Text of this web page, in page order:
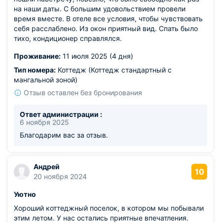
на наши даты. С большим удовольствием провели
время вместе. В отеле все условия, чтобы чувствовать
себя расслаблено. Из окон приятный вид. Спать было
тихо, кондиционер справлялся.
Проживание: 11 июля 2025 (4 дня)
Тип номера: Коттедж (Коттедж стандартный с
мангальной зоной)
Отзыв оставлен без бронирования
Ответ администрации :
6 ноября 2025
Благодарим вас за отзыв.
Андрей
20 ноября 2024
10
Уютно
Хороший коттеджный поселок, в котором мы побывали
этим летом. У нас остались приятные впечатления.